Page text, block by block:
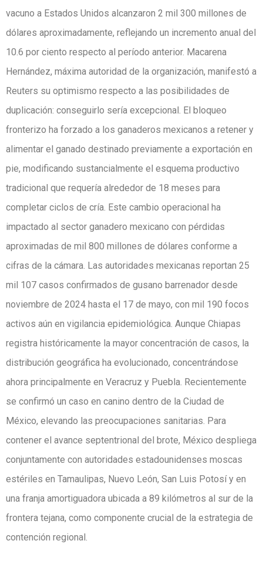
vacuno a Estados Unidos alcanzaron 2 mil 300 millones de
dólares aproximadamente, reflejando un incremento anual del
10.6 por ciento respecto al período anterior. Macarena
Hernández, máxima autoridad de la organización, manifestó a
Reuters su optimismo respecto a las posibilidades de
duplicación: conseguirlo sería excepcional. El bloqueo
fronterizo ha forzado a los ganaderos mexicanos a retener y
alimentar el ganado destinado previamente a exportación en
pie, modificando sustancialmente el esquema productivo
tradicional que requería alrededor de 18 meses para
completar ciclos de cría. Este cambio operacional ha
impactado al sector ganadero mexicano con pérdidas
aproximadas de mil 800 millones de dólares conforme a
cifras de la cámara. Las autoridades mexicanas reportan 25
mil 107 casos confirmados de gusano barrenador desde
noviembre de 2024 hasta el 17 de mayo, con mil 190 focos
activos aún en vigilancia epidemiológica. Aunque Chiapas
registra históricamente la mayor concentración de casos, la
distribución geográfica ha evolucionado, concentrándose
ahora principalmente en Veracruz y Puebla. Recientemente
se confirmó un caso en canino dentro de la Ciudad de
México, elevando las preocupaciones sanitarias. Para
contener el avance septentrional del brote, México despliega
conjuntamente con autoridades estadounidenses moscas
estériles en Tamaulipas, Nuevo León, San Luis Potosí y en
una franja amortiguadora ubicada a 89 kilómetros al sur de la
frontera tejana, como componente crucial de la estrategia de
contención regional.